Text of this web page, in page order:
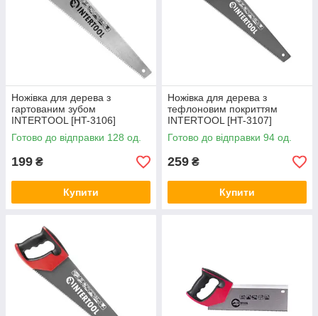
Ножівка для дерева з
гартованим зубом
INTERTOOL [HT-3106]
Готово до відправки 128 од.
199 ₴
Купити
Ножівка для дерева з
тефлоновим покриттям
INTERTOOL [HT-3107]
Готово до відправки 94 од.
259 ₴
Купити